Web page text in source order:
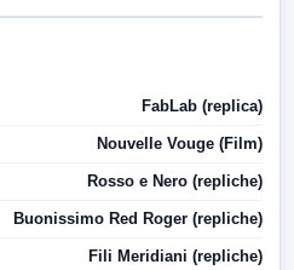
FabLab (replica)
Nouvelle Vouge (Film)
Rosso e Nero (repliche)
Buonissimo Red Roger (repliche)
Fili Meridiani (repliche)